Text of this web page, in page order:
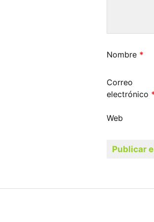
Nombre *
Correo
electrónico
Web